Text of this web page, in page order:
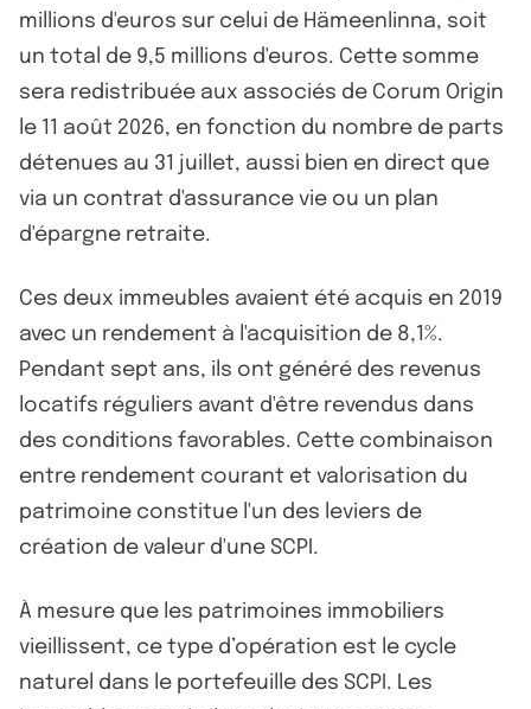
millions d'euros sur celui de Hämeenlinna, soit
un total de 9,5 millions d'euros. Cette somme
sera redistribuée aux associés de Corum Origin
le 11 août 2026, en fonction du nombre de parts
détenues au 31 juillet, aussi bien en direct que
via un contrat d'assurance vie ou un plan
d'épargne retraite.
Ces deux immeubles avaient été acquis en 2019
avec un rendement à l'acquisition de 8,1%.
Pendant sept ans, ils ont généré des revenus
locatifs réguliers avant d'être revendus dans
des conditions favorables. Cette combinaison
entre rendement courant et valorisation du
patrimoine constitue l'un des leviers de
création de valeur d'une SCPI.
À mesure que les patrimoines immobiliers
vieillissent, ce type d’opération est le cycle
naturel dans le portefeuille des SCPI. Les